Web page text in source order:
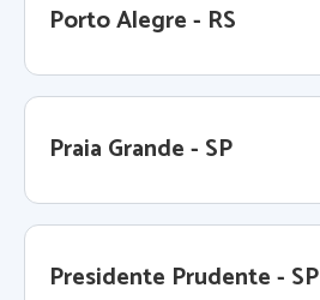
Porto Alegre - RS
Praia Grande - SP
Presidente Prudente - SP